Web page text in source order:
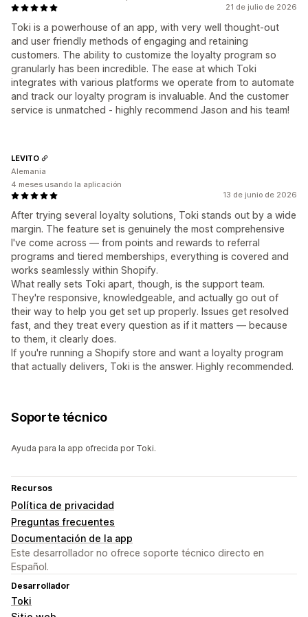
21 de julio de 2026
Toki is a powerhouse of an app, with very well thought-out
and user friendly methods of engaging and retaining
customers. The ability to customize the loyalty program so
granularly has been incredible. The ease at which Toki
integrates with various platforms we operate from to automate
and track our loyalty program is invaluable. And the customer
service is unmatched - highly recommend Jason and his team!
13 de junio de 2026
After trying several loyalty solutions, Toki stands out by a wide
margin. The feature set is genuinely the most comprehensive
I've come across — from points and rewards to referral
programs and tiered memberships, everything is covered and
works seamlessly within Shopify.
What really sets Toki apart, though, is the support team.
They're responsive, knowledgeable, and actually go out of
their way to help you get set up properly. Issues get resolved
fast, and they treat every question as if it matters — because
to them, it clearly does.
If you're running a Shopify store and want a loyalty program
that actually delivers, Toki is the answer. Highly recommended.
LEVITO
Alemania
4 meses usando la aplicación
Soporte técnico
Ayuda para la app ofrecida por Toki.
Recursos
Política de privacidad
Preguntas frecuentes
Documentación de la app
Este desarrollador no ofrece soporte técnico directo en
Español.
Desarrollador
Toki